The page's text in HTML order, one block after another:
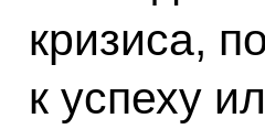
кризиса,
к успеху